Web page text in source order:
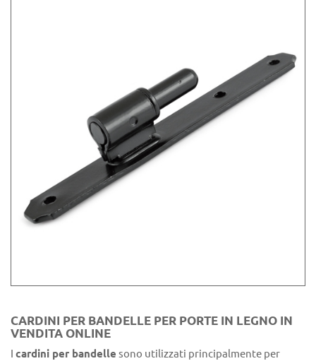
CARDINI PER BANDELLE PER PORTE IN LEGNO IN
VENDITA ONLINE
I cardini per bandelle sono utilizzati principalmente per